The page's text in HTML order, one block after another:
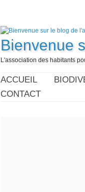
Bienvenue
L'association des habitants
ACCUEIL
CONTACT